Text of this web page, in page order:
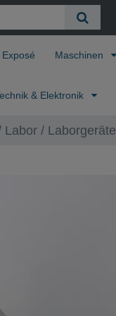
Maschinen
& Elektronik
Labor / Laborgeräte